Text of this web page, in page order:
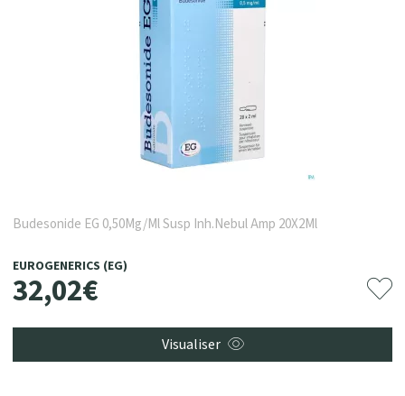
Budesonide EG 0,50Mg/Ml Susp Inh.Nebul Amp 20X2Ml
EUROGENERICS (EG)
32,02€
Visualiser